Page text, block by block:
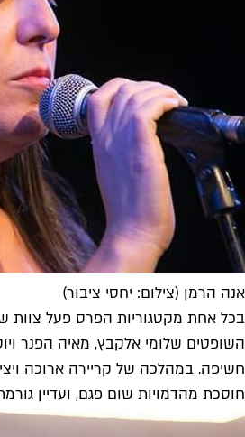
אנה הרמן (צילום: יחסי ציבור)
בכל אחת מקטגוריות הפרס פעל צוות
השופטים שלומי אלקבץ, מאיה הפנר
חשיפה. במהלכה של קריירה ארוכה
חוסכת מהדמויות שום פגם, ועדיין